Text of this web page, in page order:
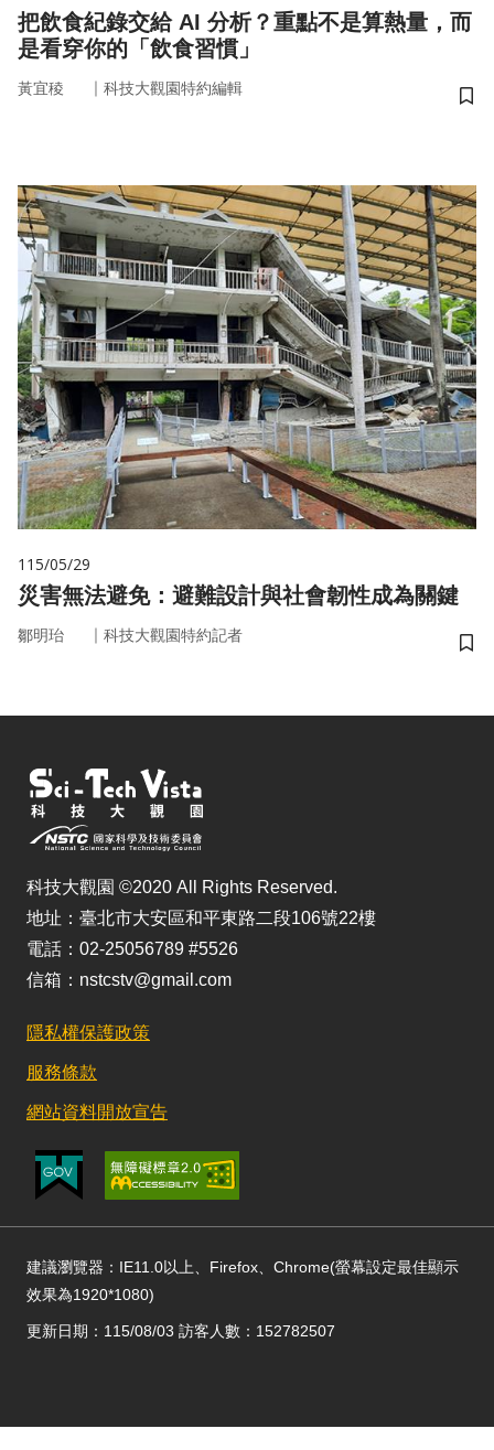
把飲食紀錄交給 AI 分析？重點不是算熱量，而
是看穿你的「飲食習慣」
黃宜稜 ｜ 科技大觀園特約編輯
儲
115/05/29
災害無法避免：避難設計與社會韌性成為關鍵
鄒明珆 ｜ 科技大觀園特約記者
儲
科技大觀園 ©2020 All Rights Reserved.
地址：臺北市大安區和平東路二段106號22樓
電話：02-25056789 #5526
信箱：nstcstv@gmail.com
隱私權保護政策
服務條款
網站資料開放宣告
建議瀏覽器：IE11.0以上、Firefox、Chrome(螢幕設定最佳顯示
效果為1920*1080)
更新日期：115/08/03 訪客人數：152782507